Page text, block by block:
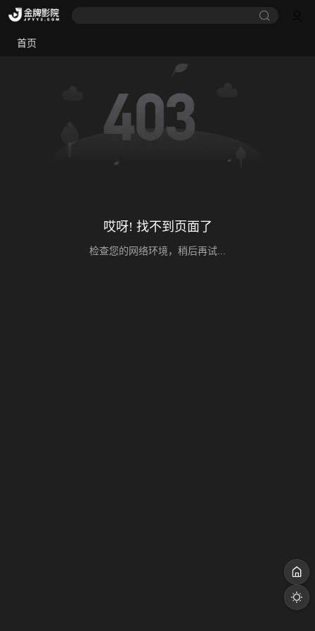
首页
哎呀! 找不到页面了
检查您的网络环境，稍后再试...